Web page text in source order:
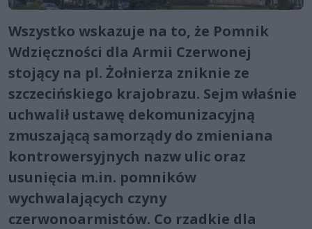
Wszystko wskazuje na to, że Pomnik
Wdzięczności dla Armii Czerwonej
stojący na pl. Żołnierza zniknie ze
szczecińskiego krajobrazu. Sejm właśnie
uchwalił ustawę dekomunizacyjną
zmuszającą samorządy do zmieniana
kontrowersyjnych nazw ulic oraz
usunięcia m.in. pomników
wychwalających czyny
czerwonoarmistów. Co rzadkie dla